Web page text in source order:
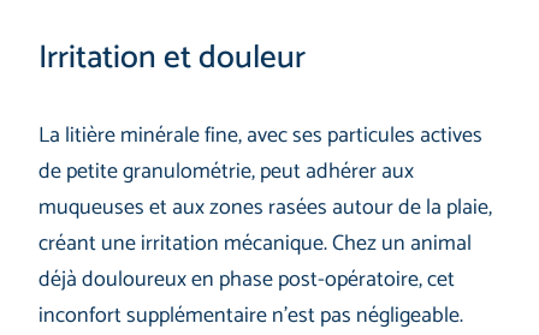
Irritation et douleur
La litière minérale fine, avec ses particules actives
de petite granulométrie, peut adhérer aux
muqueuses et aux zones rasées autour de la plaie,
créant une irritation mécanique. Chez un animal
déjà douloureux en phase post-opératoire, cet
inconfort supplémentaire n’est pas négligeable.